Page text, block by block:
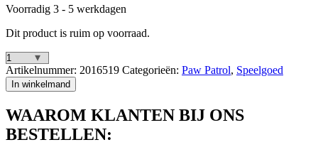
Voorradig 3 - 5 werkdagen
Dit product is ruim op voorraad.
Paw
Patrol
Skye
Alex
Porter
aantal
Artikelnummer: 2016519 Categorieën: Paw Patrol, Speelgoed
In winkelmand
WAAROM KLANTEN BIJ ONS
BESTELLEN: